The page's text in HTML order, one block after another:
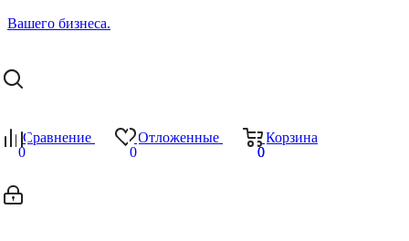
Сравнение
0
Отложенные
0
Корзина
0
0